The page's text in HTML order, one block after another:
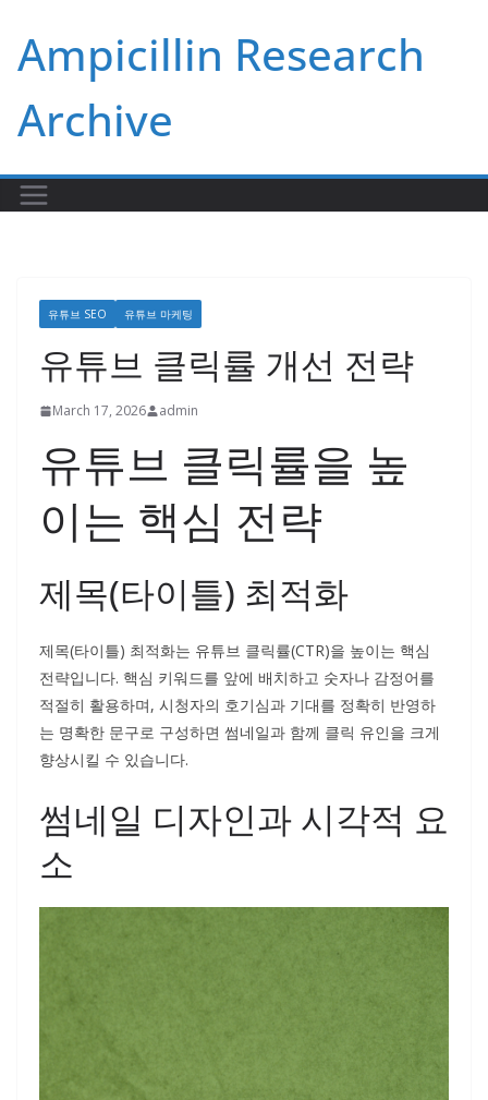
content
Ampicillin Research
Archive
유튜브 SEO 유튜브 마케팅
유튜브 클릭률 개선 전략
March 17, 2026 admin
유튜브 클릭률을 높
이는 핵심 전략
제목(타이틀) 최적화
제목(타이틀) 최적화는 유튜브 클릭률(CTR)을 높이는 핵심
전략입니다. 핵심 키워드를 앞에 배치하고 숫자나 감정어를
적절히 활용하며, 시청자의 호기심과 기대를 정확히 반영하
는 명확한 문구로 구성하면 썸네일과 함께 클릭 유인을 크게
향상시킬 수 있습니다.
썸네일 디자인과 시각적 요
소